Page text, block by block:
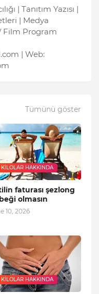
| Tanıtım Yazısı |
| Medya
Film Program
| Web:
Tümünü göster
KILOLAR HAKKINDA
faturası şezlong
olmasın
10, 2026
KILOLAR HAKKINDA